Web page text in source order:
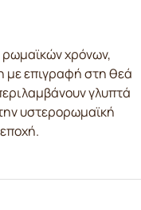
ρωμαϊκών χρόνων,
με επιγραφή στη θεά
γλυπτά
υστερορωμαϊκή